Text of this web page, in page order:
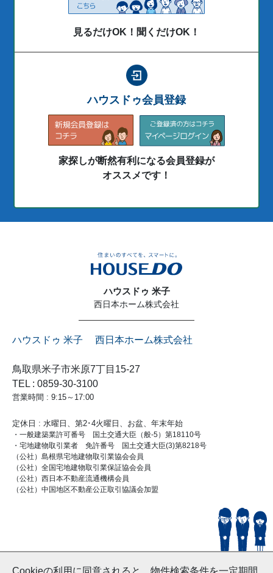
Cookieの利用に同意されると、物件検索条件を一定期間
見るだけOK！聞くだけOK！
ハウスドゥ会員登録
家探しが断然有利になる会員登録が
オススメです！
ハウスドゥ 米子
西日本ホーム株式会社
ハウスドゥ 米子 西日本ホーム株式会社
鳥取県米子市米原7丁目15-27
TEL : 0859-30-3100
営業時間 : 9:15～17:00
定休日 : 水曜日、第2･4火曜日、お盆、年末年始
・一般建築業許可番号 国土交通大臣（般-5）第18110号
・宅地建物取引業者 免許番号 国土交通大臣(3)第8218号
（公社）島根県宅地建物取引業協会会員
（公社）全国宅地建物取引業保証協会会員
（公社）西日本不動産流通機構会員
（公社）中国地区不動産公正取引協議会加盟
© HouseDoYonago